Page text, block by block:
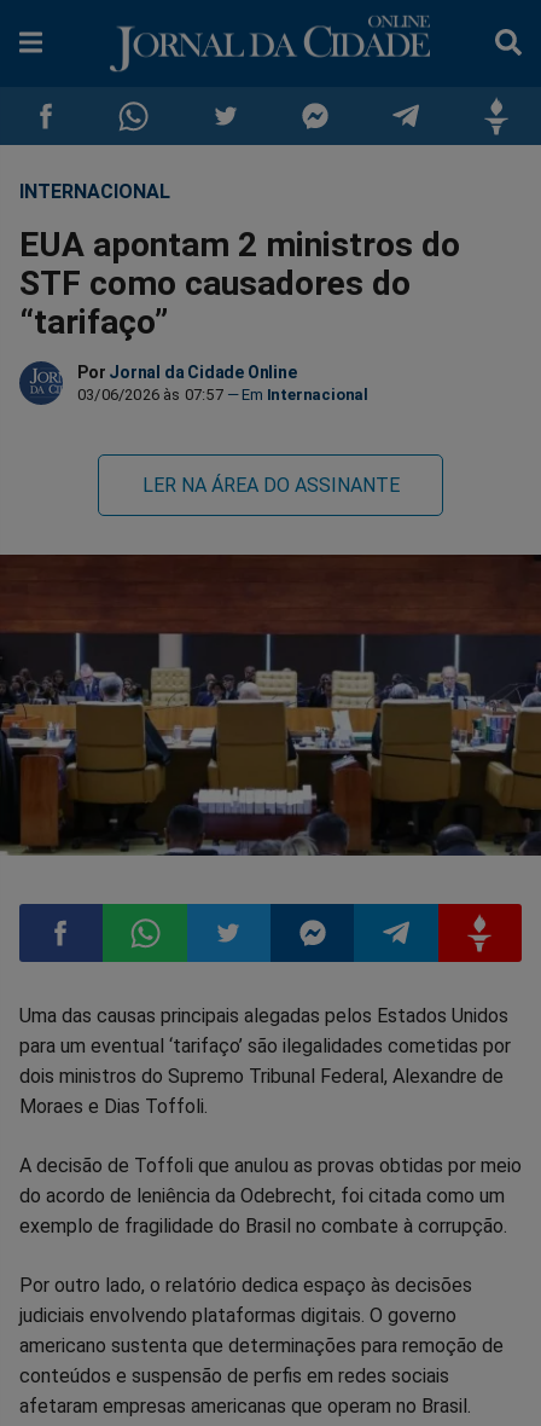
Compartilhar
no
Facebook
Compartilhar
no
Whatsapp
no
no
no
INTERNACIONAL
EUA apontam 2 ministros do
STF como causadores do
“tarifaço”
Por Jornal da Cidade Online
03/06/2026 às 07:57 Internacional
LER NA ÁREA DO ASSINANTE
Compartilhar
no
Compartilhar
no
Compartilhar
no
Compartilhar
no
Compartilhar
no
no
Uma das causas principais alegadas pelos Estados Unidos
para um eventual ‘tarifaço’ são ilegalidades cometidas por
dois ministros do Supremo Tribunal Federal, Alexandre de
Moraes e Dias Toffoli.
A decisão de Toffoli que anulou as provas obtidas por meio
do acordo de leniência da Odebrecht, foi citada como um
exemplo de fragilidade do Brasil no combate à corrupção.
Por outro lado, o relatório dedica espaço às decisões
judiciais envolvendo plataformas digitais. O governo
americano sustenta que determinações para remoção de
conteúdos e suspensão de perfis em redes sociais
afetaram empresas americanas que operam no Brasil.